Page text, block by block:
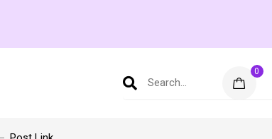
0